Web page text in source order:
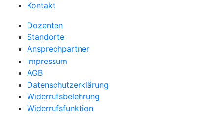
Kontakt
Dozenten
Standorte
Ansprechpartner
Impressum
AGB
Datenschutzerklärung
Widerrufsbelehrung
Widerrufsfunktion